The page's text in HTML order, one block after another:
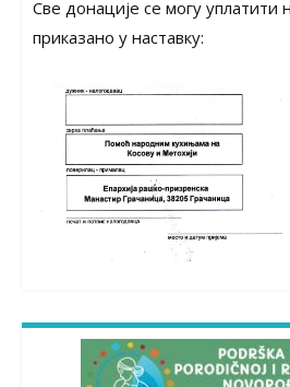
Све донације се могу уплатити
приказано у наставку: